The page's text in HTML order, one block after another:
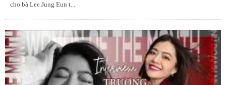
cho bà Lee Jung Eun t...